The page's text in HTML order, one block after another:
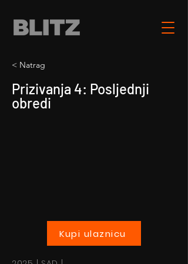
< Natrag
Prizivanja 4: Posljednji
obredi
Kupi ulaznicu